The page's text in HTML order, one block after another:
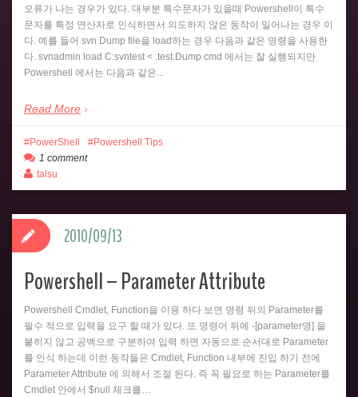
오류가 나는 경우가 있다. 대부분 특수문자가 있을때 Powershell이 특수
문자를 특정 연산자로 인식하면서 의도하지 않은 동작이 일어나는 경우 이
다. 예를 들어 svn Dump file을 load하는 경우 다음과 같은 명령을 사용한
다. svnadmin load C:svntest < .test.Dump cmd 에서는 잘 실행되지만
Powershell 에서는 다음과 같은...
Read More
PowerShell
Powershell Tips
1 comment
talsu
Powershell – Parameter Attribute
Powershell Cmdlet, Function을 이용 하다 보면 명령 뒤의 Parameter를
필수 적으로 입력을 요구 할 때가 있다. 또 명령어 뒤에 -[parameter명] 을
붙히지 않고 공백으로 구분하여 입력 하면 자동으로 순서대로 Parameter
를 인식 하는데 이런 동작들은 Cmdlet, Function 내부에 진입 하기 전에
Parameter Attribute 에 의해서 조절 된다. 즉 꼭 필요로 하는 Parameter를
Cmdlet 안에서 $null 체크를…
2010/09/13